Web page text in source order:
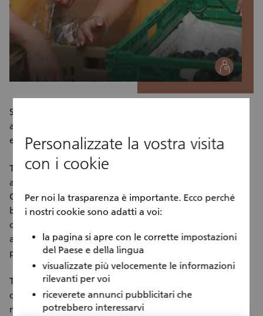
social
Sogniamo una società senza fame e sprechi, in cui tutti
abbiano accesso a cibi nutrienti e in cui le risorse in
eccesso vengano utilizzate in modo responsabile.
ThanksGiver Schweiz riceve regolarmente donazioni
alimentari da rivenditori, produttori e imprese partner.
Questi prodotti (tra cui alimenti freschi, pane, latticini,
beni di lunga conservazione e articoli di uso quotidiano
come quelli per la cura personale) vengono
accuratamente selezionati, confezionati e distribuiti a
persone in difficoltà dai nostri volontari.
Tutti i prodotti non più idonei al consumo umano ma
che sono ancora utilizzabili vengono consegnati in
modo responsabile ad aziende agricole o a coloro che li
Personalizzate la vostra visita
con i cookie
Per noi la trasparenza è importante. Ecco perché
i nostri cookie sono adatti a voi:
la pagina si apre con le corrette impostazioni
del Paese e della lingua
visualizzate più velocemente le informazioni
rilevanti per voi
riceverete annunci pubblicitari che
potrebbero interessarvi